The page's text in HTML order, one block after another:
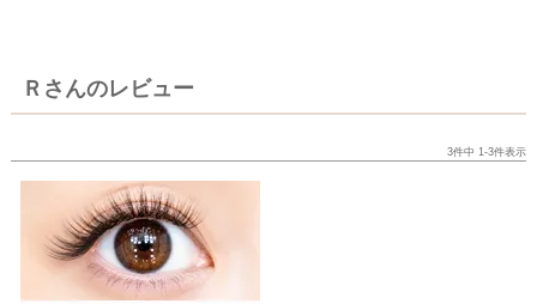
Ｒさんのレビュー
3件中 1-3件表示